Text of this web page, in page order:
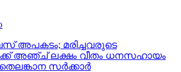
അപകടം; മരിച്ചവരുടെ
അഞ്ച് ലക്ഷം വീതം ധനസഹായം
സര്‍ക്കാര്‍